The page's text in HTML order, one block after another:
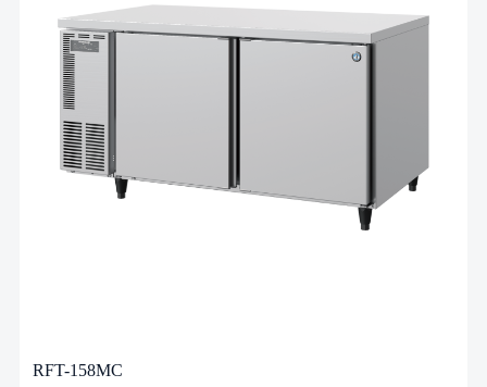
RFT-158MC